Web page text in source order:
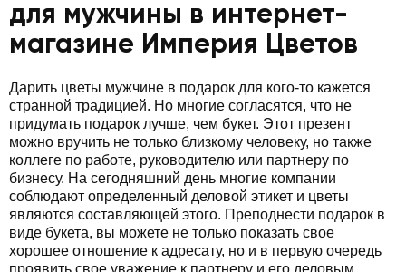
для мужчины в интернет-
магазине Империя Цветов
Дарить цветы мужчине в подарок для кого-то кажется
странной традицией. Но многие согласятся, что не
придумать подарок лучше, чем букет. Этот презент
можно вручить не только близкому человеку, но также
коллеге по работе, руководителю или партнеру по
бизнесу. На сегодняшний день многие компании
соблюдают определенный деловой этикет и цветы
являются составляющей этого. Преподнести подарок в
виде букета, вы можете не только показать свое
хорошее отношение к адресату, но и в первую очередь
проявить свое уважение к партнеру и его деловым